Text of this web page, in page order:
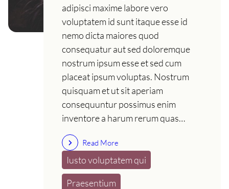
adipisci maxime labore vero
voluptatem id sunt itaque esse id
nemo dicta maiores quod
consequatur aut sed doloremque
nostrum ipsum esse et sed cum
placeat ipsum voluptas. Nostrum
quisquam et ut sit aperiam
consequuntur possimus enim
inventore a harum rerum quas…
Read More
Iusto voluptatem qui
Praesentium